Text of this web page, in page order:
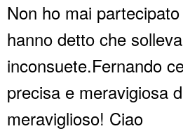
Non ho mai
hanno detto che
inconsuete.Fernando
precisa e meravigiosa
meraviglioso! Ciao